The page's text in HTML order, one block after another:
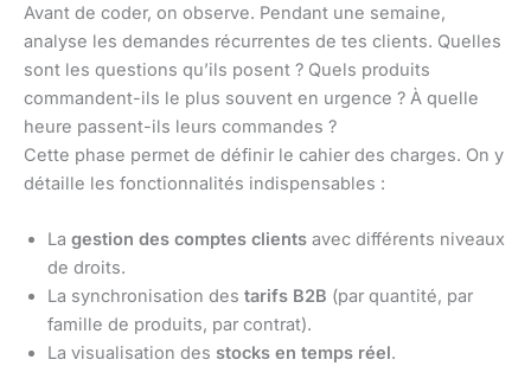
Avant de coder, on observe. Pendant une semaine,
analyse les demandes récurrentes de tes clients. Quelles
sont les questions qu’ils posent ? Quels produits
commandent-ils le plus souvent en urgence ? À quelle
heure passent-ils leurs commandes ?
Cette phase permet de définir le cahier des charges. On y
détaille les fonctionnalités indispensables :
La gestion des comptes clients avec différents niveaux
de droits.
La synchronisation des tarifs B2B (par quantité, par
famille de produits, par contrat).
La visualisation des stocks en temps réel.